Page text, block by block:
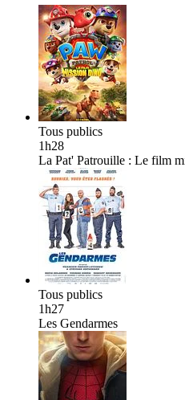
Tous publics
1h28
La Pat' Patrouille : Le film
Tous publics
1h27
Les Gendarmes